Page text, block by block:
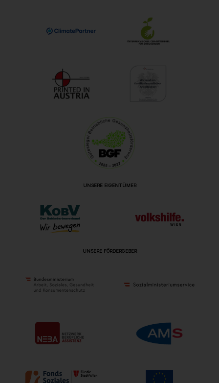
UNSERE EIGENTÜMER
UNSERE FÖRDERGEBER